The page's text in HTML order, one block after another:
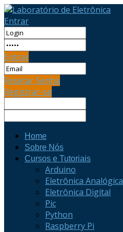
Entrar
Entrar
Resetar Senha
Registrar-se
Home
Sobre Nós
Cursos e Tutoriais
Arduino
Eletrônica Analógica
Eletrônica Digital
Pic
Python
Raspberry Pi